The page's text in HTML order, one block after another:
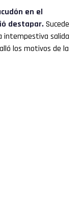
en el
destapar. Sucede
intempestiva salida
los motivos de la